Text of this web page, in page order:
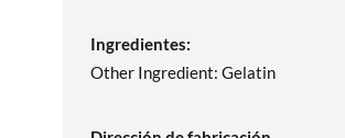
Ingredientes:
Other Ingredient: Gelatin